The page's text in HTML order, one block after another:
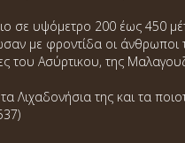
σε υψόμετρο 200 έως 450
με φροντίδα οι άνθρωποι
του Ασύρτικου, της
Λιχαδονήσια της και τα